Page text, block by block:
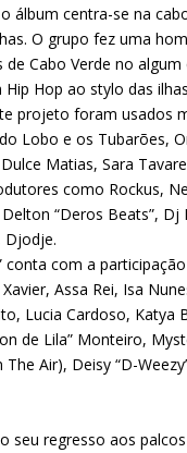
álbum centra-se na
O grupo fez uma
Cabo Verde no
Hop ao stylo das
projeto foram usados
Lobo e os Tubarões,
Matias, Sara
como Rockus,
“Deros Beats”, Dj
Djodje.
conta com a
Assa Rei, Isa
Lucia Cardoso, Katya
de Lila” Monteiro,
The Air), Deisy “D-
seu regresso aos